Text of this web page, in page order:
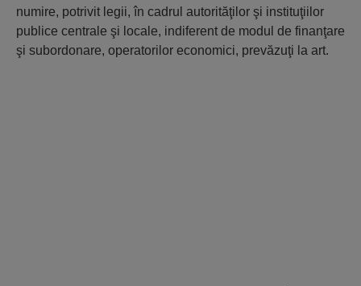
numire, potrivit legii, în cadrul autorităţilor şi instituţiilor
publice centrale şi locale, indiferent de modul de finanţare
şi subordonare, operatorilor economici, prevăzuţi la art.